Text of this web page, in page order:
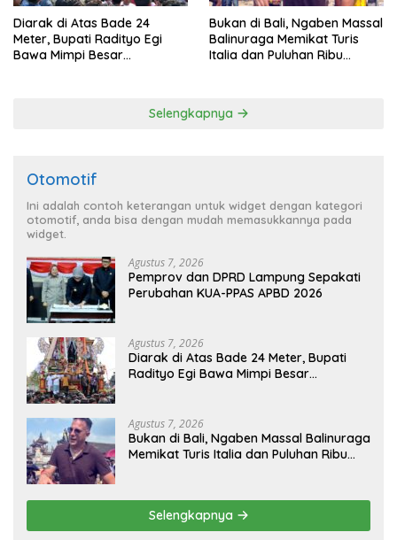
Diarak di Atas Bade 24
Meter, Bupati Radityo Egi
Bawa Mimpi Besar
Bukan di Bali, Ngaben Massal
Balinuraga Memikat Turis
Italia dan Puluhan Ribu
Selengkapnya
Otomotif
Ini adalah contoh keterangan untuk widget dengan kategori
otomotif, anda bisa dengan mudah memasukkannya pada
widget.
Agustus 7, 2026
Pemprov dan DPRD Lampung Sepakati
Perubahan KUA-PPAS APBD 2026
Agustus 7, 2026
Diarak di Atas Bade 24 Meter, Bupati
Radityo Egi Bawa Mimpi Besar
Agustus 7, 2026
Bukan di Bali, Ngaben Massal Balinuraga
Memikat Turis Italia dan Puluhan Ribu
Selengkapnya